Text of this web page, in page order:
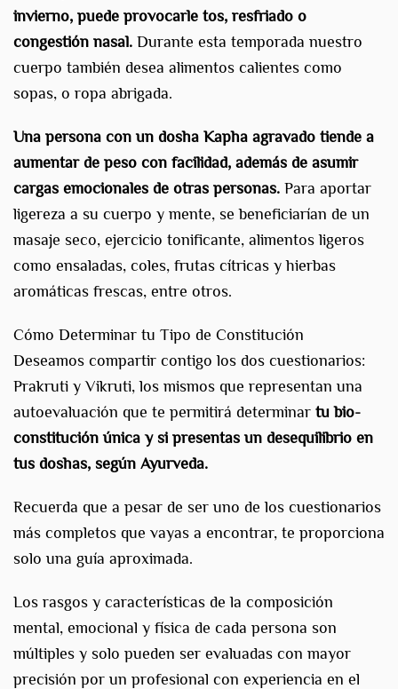
invierno, puede provocarle tos, resfriado o
congestión nasal. Durante esta temporada nuestro
cuerpo también desea alimentos calientes como
sopas, o ropa abrigada.
Una persona con un dosha Kapha agravado tiende a
aumentar de peso con facilidad, además de asumir
cargas emocionales de otras personas. Para aportar
ligereza a su cuerpo y mente, se beneficiarían de un
masaje seco, ejercicio tonificante, alimentos ligeros
como ensaladas, coles, frutas cítricas y hierbas
aromáticas frescas, entre otros.
Cómo Determinar tu Tipo de Constitución
Deseamos compartir contigo los dos cuestionarios:
Prakruti y Vikruti, los mismos que representan una
autoevaluación que te permitirá determinar tu bio-
constitución única y si presentas un desequilibrio en
tus doshas, según Ayurveda.
Recuerda que a pesar de ser uno de los cuestionarios
más completos que vayas a encontrar, te proporciona
solo una guía aproximada.
Los rasgos y características de la composición
mental, emocional y física de cada persona son
múltiples y solo pueden ser evaluadas con mayor
precisión por un profesional con experiencia en el